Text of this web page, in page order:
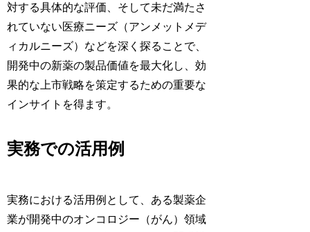
対する具体的な評価、そして未だ満たさ
れていない医療ニーズ（アンメットメデ
ィカルニーズ）などを深く探ることで、
開発中の新薬の製品価値を最大化し、効
果的な上市戦略を策定するための重要な
インサイトを得ます。
実務での活用例
実務における活用例として、ある製薬企
業が開発中のオンコロジー（がん）領域